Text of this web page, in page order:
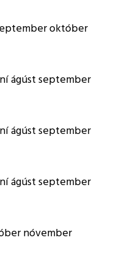
október
ágústseptember
ágústseptember
ágústseptember
nóvember